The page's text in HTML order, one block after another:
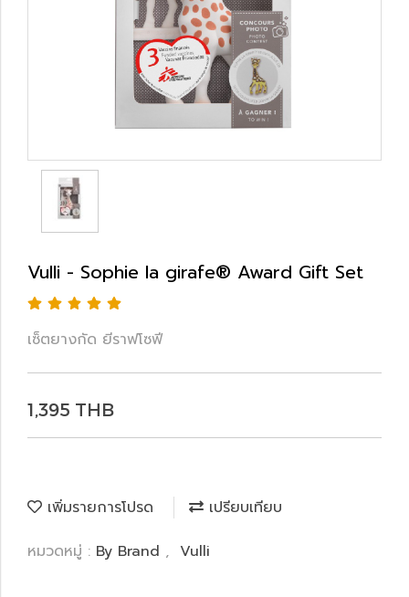
Vulli - Sophie la girafe® Award Gift Set
เซ็ตยางกัด ยีราฟโซฟี
1,395 THB
เพิ่มรายการโปรด
เปรียบเทียบ
หมวดหมู่ : By Brand , Vulli